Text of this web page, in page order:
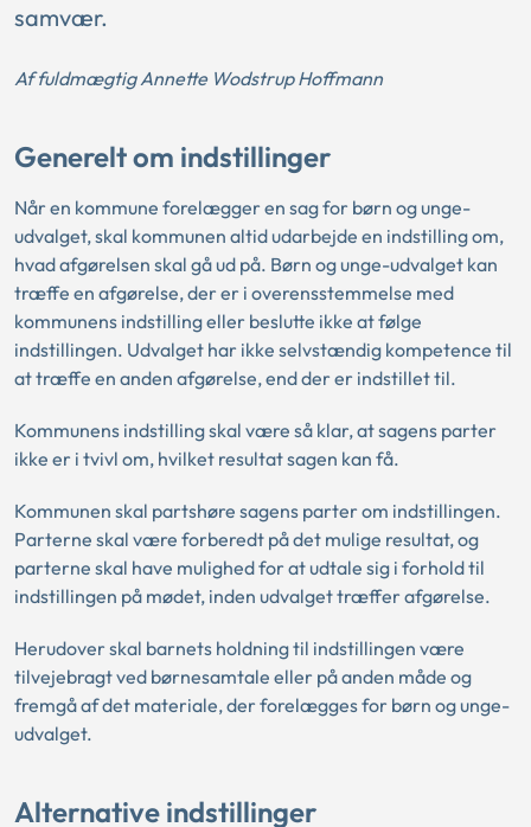
samvær.
Af fuldmægtig Annette Wodstrup Hoffmann
Generelt om indstillinger
Når en kommune forelægger en sag for børn og unge-
udvalget, skal kommunen altid udarbejde en indstilling om,
hvad afgørelsen skal gå ud på. Børn og unge-udvalget kan
træffe en afgørelse, der er i overensstemmelse med
kommunens indstilling eller beslutte ikke at følge
indstillingen. Udvalget har ikke selvstændig kompetence til
at træffe en anden afgørelse, end der er indstillet til.
Kommunens indstilling skal være så klar, at sagens parter
ikke er i tvivl om, hvilket resultat sagen kan få.
Kommunen skal partshøre sagens parter om indstillingen.
Parterne skal være forberedt på det mulige resultat, og
parterne skal have mulighed for at udtale sig i forhold til
indstillingen på mødet, inden udvalget træffer afgørelse.
Herudover skal barnets holdning til indstillingen være
tilvejebragt ved børnesamtale eller på anden måde og
fremgå af det materiale, der forelægges for børn og unge-
udvalget.
Alternative indstillinger